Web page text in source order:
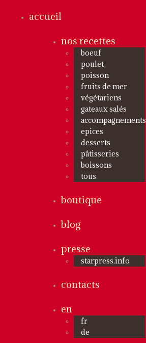
accueil
nos recettes
boeuf
poulet
poisson
fruits de mer
végétariens
gateaux salés
accompagnements
epices
desserts
pâtisseries
boissons
tous
boutique
blog
presse
starpress.info
contacts
en
fr
de